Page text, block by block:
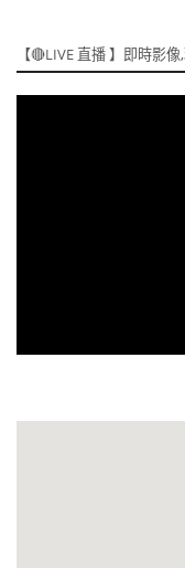
【🔴LIVE 直播 】即時影